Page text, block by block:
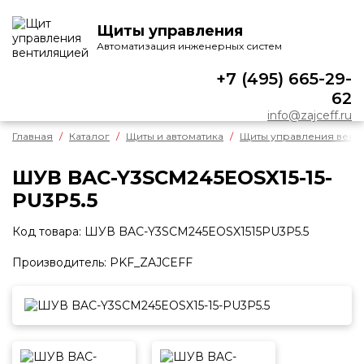
Щиты управления
Автоматизация инженерных систем
+7 (495) 665-29-
62
info@zajceff.ru
О КОМПАНИИ
О нас
Реквизиты
Сертификат
Реализованные объекты
УСЛУГИ
КАТАЛОГ
Датчики
Регуляторы оборотов
Пульты
Главная Каталог Щиты и автоматика Щиты управления
ШУВ BAC-Y3SCM245EOSX15-15-
PU3P5.5
Код товара: ШУВ BAC-Y3SCM245EOSX1515PU3P5.5
Производитель: PKF_ZAJCEFF